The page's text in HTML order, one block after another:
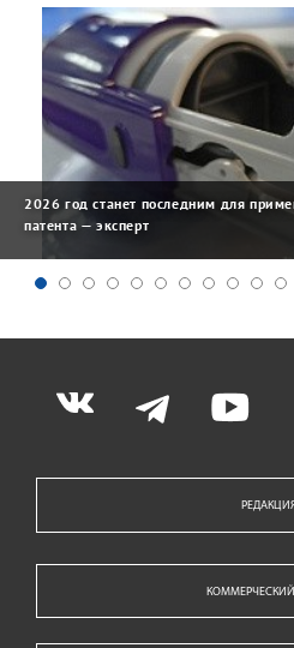
2026 год станет последним для
патента — эксперт